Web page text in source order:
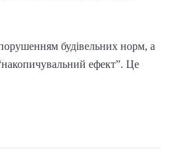
будівельних норм, а
ефект”. Це